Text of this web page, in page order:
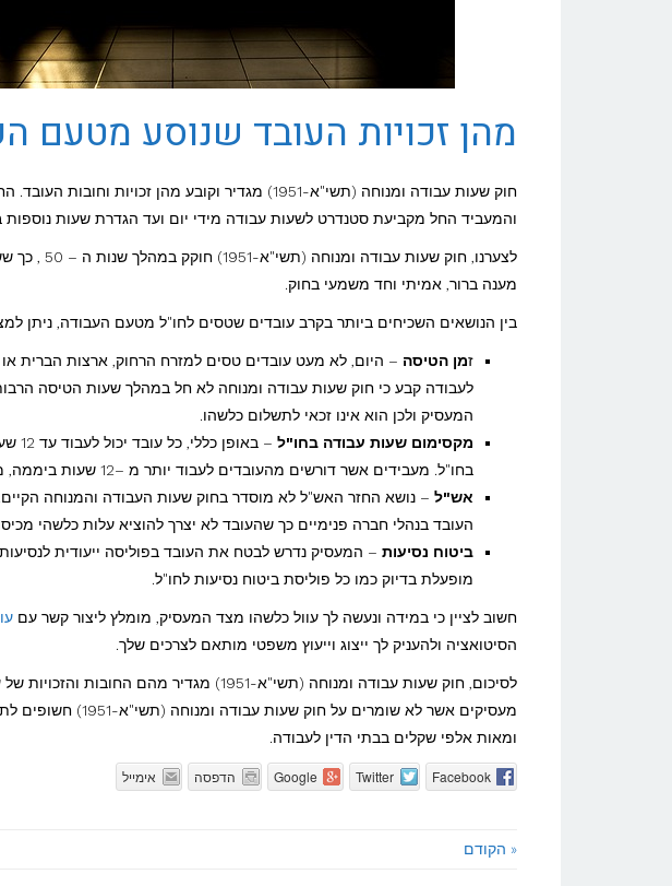
מהן זכויות העובד שנוסע מטעם
חוק שעות עבודה ומנוחה (תשי"א-1951) מגדיר וקובע מהן
והמעביד החל מקביעת סטנדרט לשעות עבודה מידי יום ועד הגדרת שעות נוספות
לצערנו, חוק
מענה ברור, אמיתי וחד משמעי בחוק.
בין הנושאים השכיחים ביותר בקרב עובדים שטסים לחו"ל מטעם העבודה, ניתן
זמן הטיסה – היום, לא מעט עובדים טסים למזרח הרחוק, ארצות הברית
לעבודה קבע כי חוק שעות עבודה ומנוחה לא חל במהלך שעות הטיסה
המעסיק ולכן הוא אינו זכאי לתשלום כלשהו.
מקסימום שעות עבודה בחו"ל
–
בחו"ל. מעבידים אשר דורשים מהעובדים לעבוד יותר מ –12 שעות ביממה, מפרים בבוטות את חוקי העבודה הקיימים.
אש"ל – נושא החזר האש"ל לא מוסדר בחוק שעות העבודה והמנוחה הקיים.
העובד בנהלי חברה פנימיים כך שהעובד לא יצרך להוציא עלות כלשהי
ביטוח נסיעות – המעסיק נדרש לבטח את העובד בפוליסה ייעודית
מופעלת בדיוק כמו כל פוליסת ביטוח נסיעות לחו"ל.
חשוב לציין כי במידה ונעשה לך עוול כלשהו מצד המעסיק, מומלץ ליצור קשר עם
הסיטואציה ולהעניק לך ייצוג וייעוץ משפטי מותאם לצרכים שלך.
לסיכום, חוק שעות עבודה ומנוחה (תשי"א-1951)
מעסיקים אשר לא שומרים
ומאות אלפי שקלים בבתי הדין לעבודה.
Facebook
Twitter
Google הדפסה אימייל
« הקודם